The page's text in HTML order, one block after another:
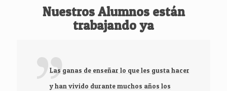
Nuestros Alumnos están
trabajando ya
Las ganas de enseñar lo que les gusta hacer
y han vivido durante muchos años los